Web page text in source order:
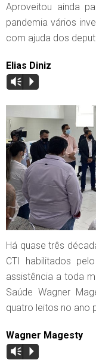
Aproveitou ainda
pandemia vários
com ajuda dos
Elias Diniz
Vm P
Há quase três
CTI habilitados
assistência a toda
Saúde Wagner
quatro leitos no ano
Wagner Magesty
Vm P